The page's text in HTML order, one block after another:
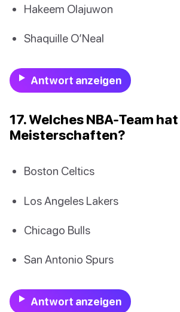
Hakeem Olajuwon
Shaquille O’Neal
Antwort anzeigen
17. Welches NBA-Team
Meisterschaften?
Boston Celtics
Los Angeles Lakers
Chicago Bulls
San Antonio Spurs
Antwort anzeigen